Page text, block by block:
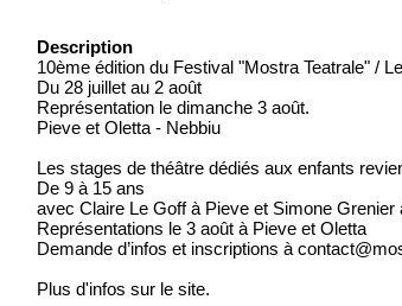
Description
10ème édition du Festival "Mostra Teatrale" /
Du 28 juillet au 2 août
Représentation le dimanche 3 août.
Pieve et Oletta - Nebbiu
Les stages de théâtre dédiés aux enfants
De 9 à 15 ans
avec Claire Le Goff à Pieve et Simone Grenier
Représentations le 3 août à Pieve et Oletta
Demande d’infos et inscriptions à
Plus d'infos sur le site.